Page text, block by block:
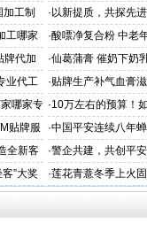
你省下3万冤枉钱！
工制
· 以新提质，共探先
工哪家
·酸嘌净复合粉 中老
牌代加
·仙葛蒲膏 催奶下奶
家
业代工
·贴牌生产补气血膏
哪家专 ·10万左右的预算！
贴牌服
·中国平安连续八年
品牌"
全新客
·警企共建，共创平
人才专项培训
”大奖 ·莲花青薏冬季上火
工厂